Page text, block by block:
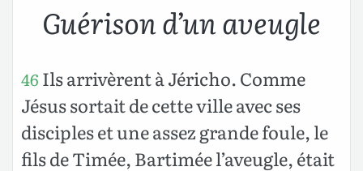
Guérison d’un aveugle
46 Ils arrivèrent à Jéricho. Comme
Jésus sortait de cette ville avec ses
disciples et une assez grande foule, le
fils de Timée, Bartimée l’aveugle, était